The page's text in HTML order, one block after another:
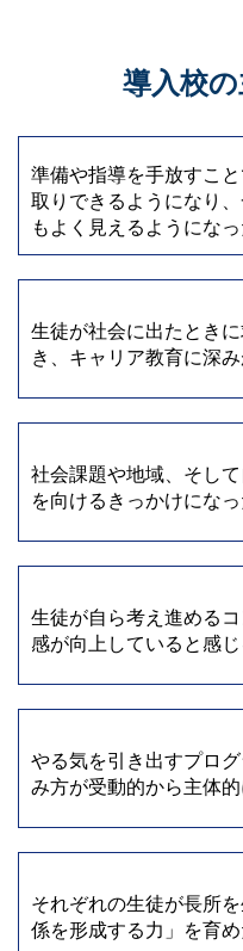
導入校
準備や指導を手放すこ
取りできるようになり
もよく見えるようになっ
生徒が社会に出たとき
き、キャリア教育に深
社会課題や地域、そし
を向けるきっかけになっ
生徒が自ら考え進める
感が向上していると感じ
やる気を引き出すプロ
み方が受動的から主体
それぞれの生徒が長所
係を形成する力」を育